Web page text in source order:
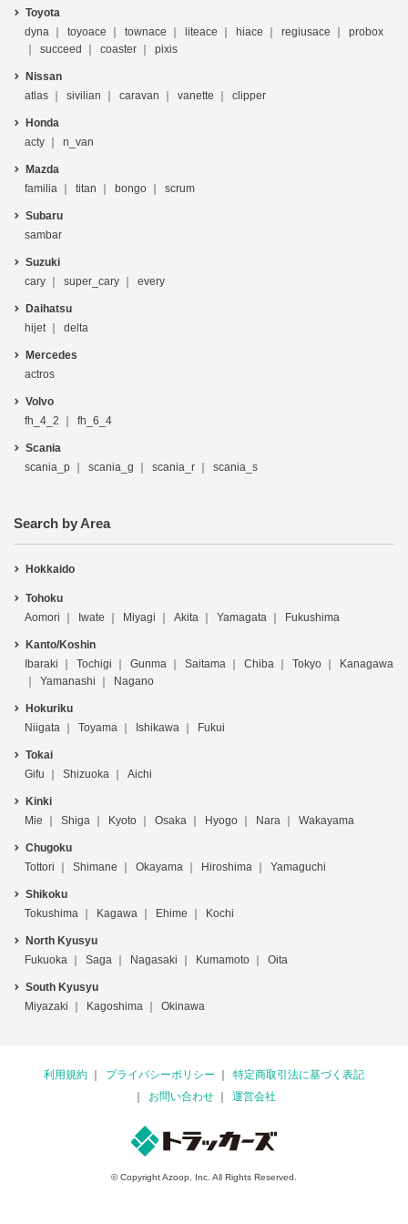
Toyota
dyna
toyoace townace liteace hiace regiusace
probox
succeed
coaster pixis
Nissan
atlas
sivilian caravan vanette clipper
Honda
acty
n_van
Mazda
familia
titan bongo scrum
Subaru
sambar
Suzuki
cary
super_cary every
Daihatsu
hijet
delta
Mercedes
actros
Volvo
fh_4_2
fh_6_4
Scania
scania_p
scania_g scania_r scania_s
Search by Area
Hokkaido
Tohoku
Aomori
Iwate Miyagi Akita Yamagata Fukushima
Kanto/Koshin
Ibaraki
Tochigi Gunma Saitama Chiba Tokyo
Kanagawa
Yamanashi
Nagano
Hokuriku
Niigata
Toyama Ishikawa Fukui
Tokai
Gifu
Shizuoka Aichi
Kinki
Mie
Shiga Kyoto Osaka Hyogo Nara Wakayama
Chugoku
Tottori
Shimane Okayama Hiroshima Yamaguchi
Shikoku
Tokushima
Kagawa Ehime Kochi
North Kyusyu
Fukuoka
Saga Nagasaki Kumamoto Oita
South Kyusyu
Miyazaki
Kagoshima Okinawa
利用規約 プライバシーポリシー
特定商取引法に基づく表記
お問い合わせ
運営会社
© Copyright Azoop, Inc. All Rights Reserved.